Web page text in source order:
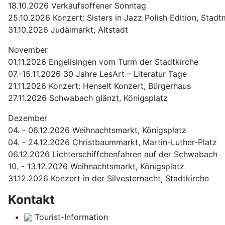
18.10.2026 Verkaufsoffener Sonntag
25.10.2026 Konzert: Sisters in Jazz Polish Edition,
31.10.2026 Judäimarkt, Altstadt
November
01.11.2026 Engelisingen vom Turm der Stadtkirche
07.-15.11.2026 30 Jahre LesArt – Literatur Tage
21.11.2026 Konzert: Henselt Konzert, Bürgerhaus
27.11.2026 Schwabach glänzt, Königsplatz
Dezember
04. - 06.12.2026 Weihnachtsmarkt, Königsplatz
04. - 24.12.2026 Christbaummarkt, Martin-Luther-Platz
06.12.2026 Lichterschiffchenfahren auf der Schwabach
10. - 13.12.2026 Weihnachtsmarkt, Königsplatz
31.12.2026 Konzert in der Silvesternacht, Stadtkirche
Kontakt
Tourist-Information